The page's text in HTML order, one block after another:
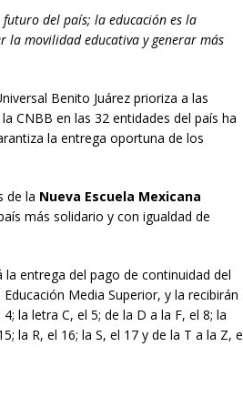
del país; la educación es la
la movilidad educativa y generar más
Benito Juárez prioriza a las
CNBB en las 32 entidades del país ha
la entrega oportuna de los
de la Nueva Escuela Mexicana
más solidario y con igualdad de
entrega del pago de continuidad del
Media Superior, y la recibirán
la letra C, el 5; de la D a la F, el 8; la
la R, el 16; la S, el 17 y de la T a la Z,